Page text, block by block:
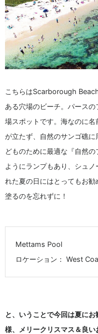
こちらはScarborough
ある穴場のビーチ。パース
場スポットです。海なのに
が立たず、自然のサンゴ礁
どものために最適な『自然
ようにランプもあり、シュ
れた夏の日にはとってもお
塗るのを忘れずに！
Mettams Pool
ロケーション： West
と、いうことで今回は夏に
様、メリークリスマス＆良